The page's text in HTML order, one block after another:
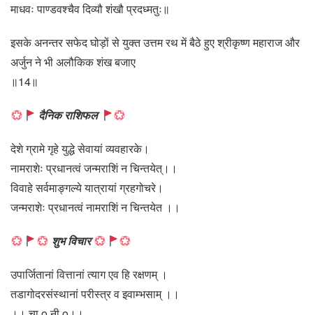
माधवः पाण्डवश्चैव दिव्यौ शंखौ प्रदध्मतुः॥
इसके अनन्तर सफेद घोड़ों से युक्त उत्तम रथ में बैठे हुए श्रीकृष्ण महाराज और
अर्जुन ने भी अलौकिक शंख बजाए
॥14॥
दैनिक राशिफल
देशे ग्रामे गृहे युद्धे सेवायां व्यवहारके।
नामराशेः प्रधानत्वं जन्मराशिं न चिन्तयेत्।।
विवाहे सर्वमाङ्गल्ये यात्रायां ग्रहगोचरे।
जन्मराशेः प्रधानत्वं नामराशिं न चिन्तयेत ।।
शुभ विचार
उपार्जितानां वित्तानां त्याग एव हि रक्षणम् ।
तडागोदरसंस्थानां परीस्त्र व इवाम्भसाम् ।।